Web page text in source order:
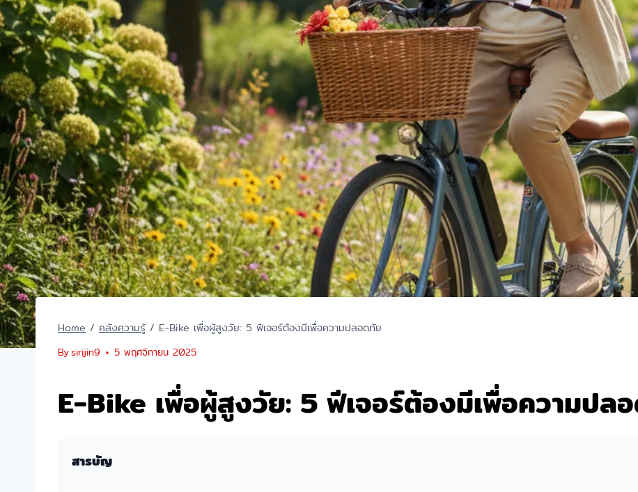
Home / คลังความรู้ / E-Bike เพื่อผู้สูงวัย: 5 ฟีเจอร์ต้องมีเพื่อความปลอดภัย
Bysirijin9 5 พฤศจิกายน 2025
E-Bike เพื่อผู้สูงวัย: 5 ฟีเจอร์ต้องมีเพื่อความปล
สารบัญ